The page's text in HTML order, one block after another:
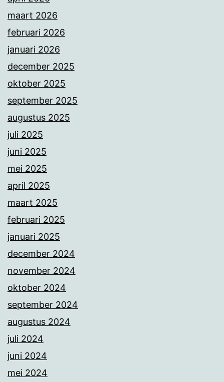
maart 2026
februari 2026
januari 2026
december 2025
oktober 2025
september 2025
augustus 2025
juli 2025
juni 2025
mei 2025
april 2025
maart 2025
februari 2025
januari 2025
december 2024
november 2024
oktober 2024
september 2024
augustus 2024
juli 2024
juni 2024
mei 2024